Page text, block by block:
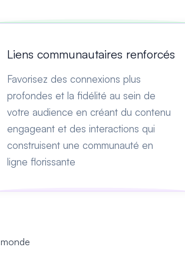
Liens communautaires renforcés
Favorisez des connexions plus
profondes et la fidélité au sein de
votre audience en créant du contenu
engageant et des interactions qui
construisent une communauté en
ligne florissante